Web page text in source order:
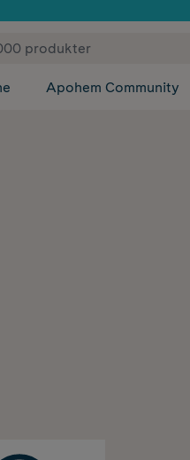
✓ Fri frakt
Apohem Community